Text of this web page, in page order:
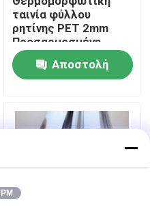
ταινία φύλλου
ρητίνης PET 2mm
Προσαρμοσμένη
χρώμα κόψιμο
μεγέθουςΑποστολή